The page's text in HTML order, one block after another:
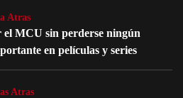
Atras
el MCU sin perderse ningún
en películas y series
Atras